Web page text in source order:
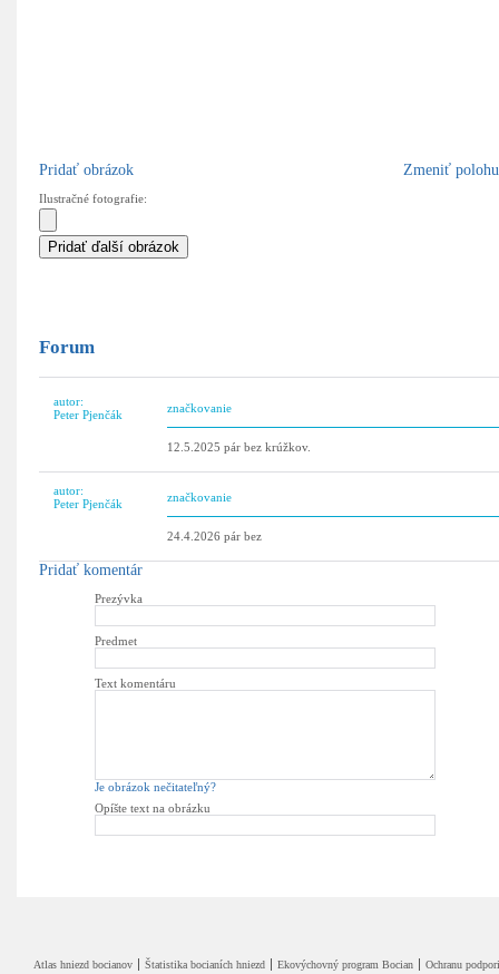
Pridať obrázok
Ilustračné fotografie:
Zmeniť polohu
Forum
autor:
Peter Pjenčák
značkovanie
12.5.2025 pár bez krúžkov.
autor:
Peter Pjenčák
značkovanie
24.4.2026 pár bez
Pridať komentár
Prezývka
Predmet
Text komentáru
Je obrázok nečitateľný?
Opíšte text na obrázku
Atlas hniezd bocianov Štatistika bocianích hniezd Ekovýchovný program Bocian Ochranu